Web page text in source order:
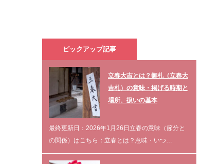
ピックアップ記事
立春大吉とは？御札（立春大
吉札）の意味・掲げる時期と
場所、扱いの基本
最終更新日：2026年1月26日立春の意味（節分と
の関係）はこちら：立春とは？意味・いつ…